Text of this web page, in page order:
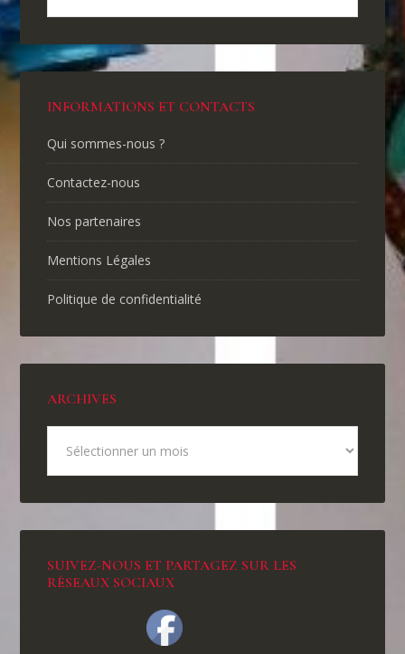
INFORMATIONS ET CONTACTS
Qui sommes-nous ?
Contactez-nous
Nos partenaires
Mentions Légales
Politique de confidentialité
ARCHIVES
SUIVEZ-NOUS ET PARTAGEZ SUR LES
RÉSEAUX SOCIAUX